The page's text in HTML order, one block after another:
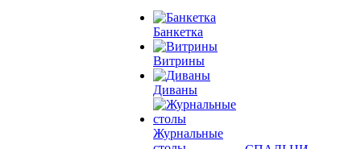
Банкетка
Витрины
Диваны
Журнальные